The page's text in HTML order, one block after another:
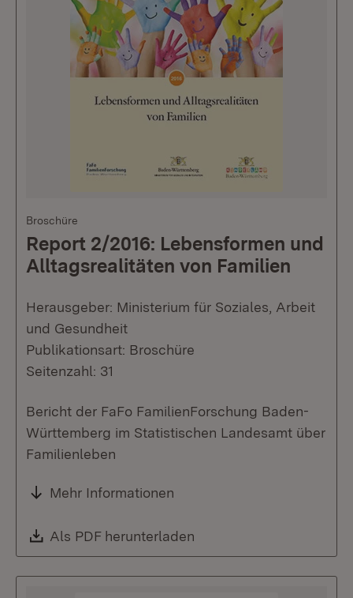
Broschüre
Report 2/2016: Lebensformen und
Alltagsrealitäten von Familien
Herausgeber: Ministerium für Soziales, Arbeit
und Gesundheit
Publikationsart: Broschüre
Seitenzahl: 31
Bericht der FaFo FamilienForschung Baden-
Württemberg im Statistischen Landesamt über
Familienleben
Mehr Informationen
Download:
Als PDF herunterladen